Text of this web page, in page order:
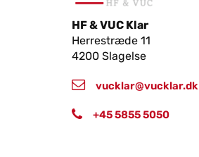
HF & VUC Klar
Herrestræde 11
4200 Slagelse
vucklar@vucklar.dk
+45 5855 5050